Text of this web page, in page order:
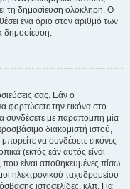
τη δημοσίευση ολόκληρη. Ο
ένα όριο στον αριθμό των
δημοσίευση.
σας. Εάν ο
φορτώσετε την εικόνα στο
συνδέσετε με παραπομπή μία
διακομιστή ιστού,
να συνδέσετε εικόνες
(εκτός εάν αυτός είναι
είναι αποθηκευμένες πίσω
ηλεκτρονικού ταχυδρομείου
ιστοσελίδες, κλπ. Για